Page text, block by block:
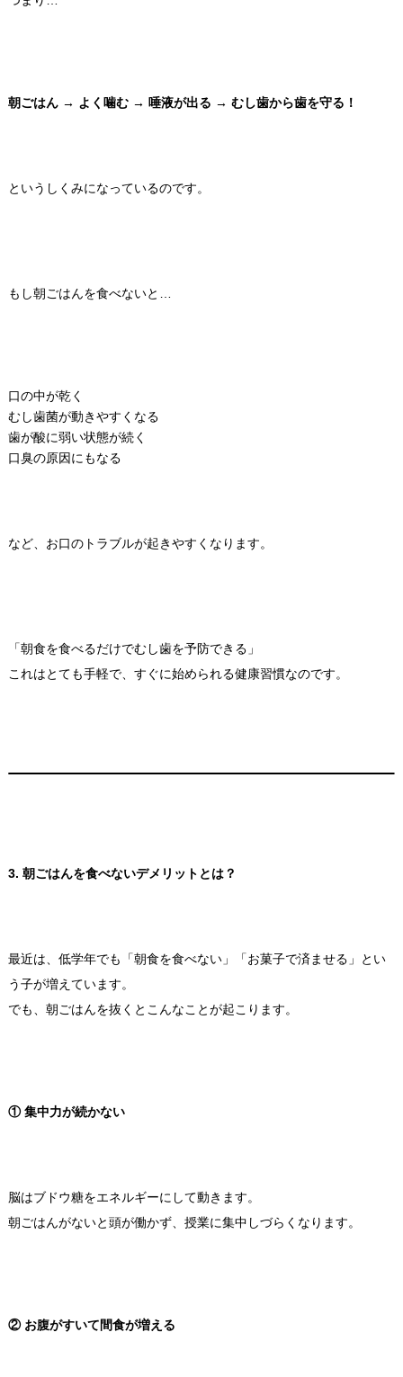
朝ごはん → よく噛む → 唾液が出る → むし歯から歯を守る！
というしくみになっているのです。
もし朝ごはんを食べないと…
口の中が乾く
むし歯菌が動きやすくなる
歯が酸に弱い状態が続く
口臭の原因にもなる
など、お口のトラブルが起きやすくなります。
「朝食を食べるだけでむし歯を予防できる」
これはとても手軽で、すぐに始められる健康習慣なのです。
3. 朝ごはんを食べないデメリットとは？
最近は、低学年でも「朝食を食べない」「お菓子で済ませる」とい
う子が増えています。
でも、朝ごはんを抜くとこんなことが起こります。
① 集中力が続かない
脳はブドウ糖をエネルギーにして動きます。
朝ごはんがないと頭が働かず、授業に集中しづらくなります。
② お腹がすいて間食が増える